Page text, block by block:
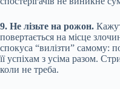
9. Не лізьте на рожон.
повертається на місце
спокуса “вилізти” самому:
її успіхам з усіма разом.
коли не треба.